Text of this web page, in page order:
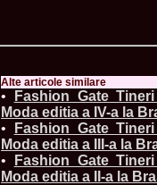
Alte articole similare
•
Fashion_Gate
Moda editia a IV-a la
•
Fashion_Gate
Moda editia a III-a la
•
Fashion_Gate
Moda editia a II-a la